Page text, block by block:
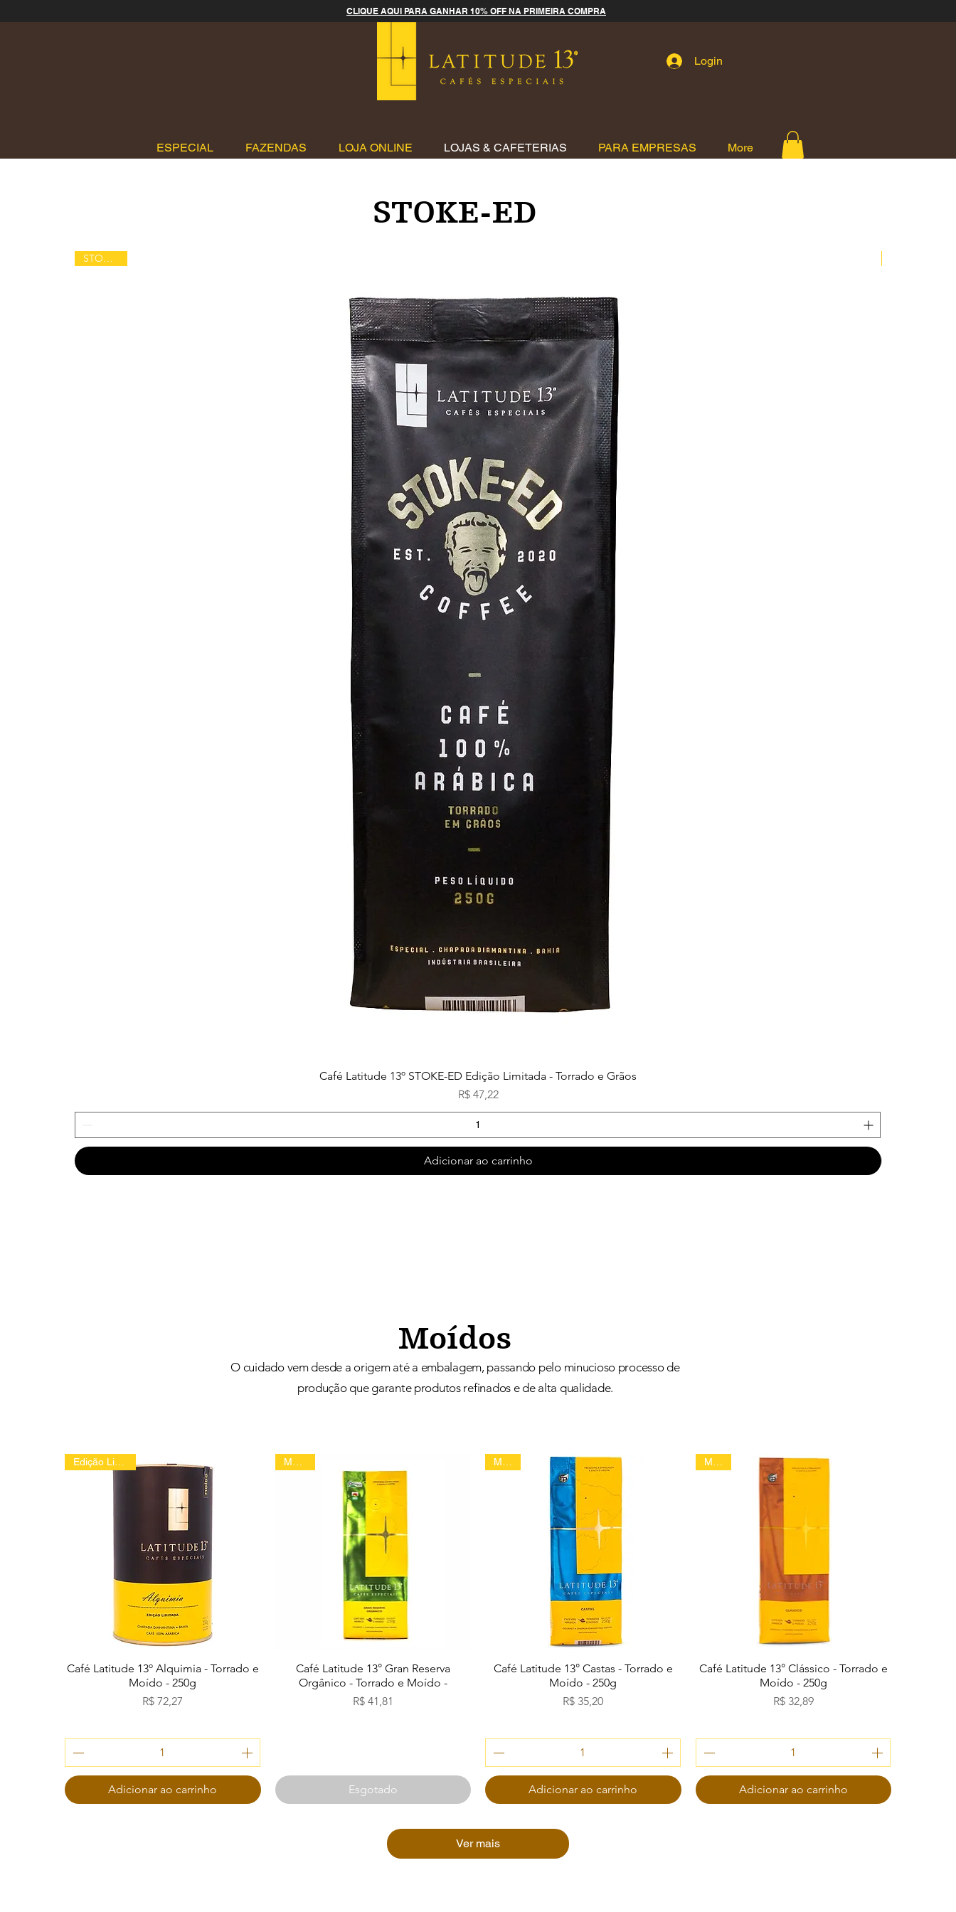
CLIQUE AQUI PARA GANHAR 10% OFF NA PRIMEIRA COMPRA
Login
ESPECIAL FAZENDAS LOJA ONLINE LOJAS & CAFETERIAS PARA EMPRESAS More
STOKE-ED
STOKE-ED
Café Latitude 13º STOKE-ED Edição Limitada - Torrado e Grãos
Preço
R$ 47,22
Adicionar ao carrinho
Moídos
O cuidado vem desde a origem até a embalagem, passando pelo minucioso processo de
produção que garante produtos refinados e de alta qualidade.
Visualização rápida
Edição Limitada
Café Latitude 13º Alquimia - Torrado e
Moído - 250g
Preço
R$ 72,27
Adicionar ao carrinho
Visualização rápida
Moídos
Café Latitude 13° Gran Reserva
Orgânico - Torrado e Moído -
Preço
R$ 41,81
Esgotado
Visualização rápida
Moido
Café Latitude 13° Castas - Torrado e
Moído - 250g
Preço
R$ 35,20
Adicionar ao carrinho
Visualização rápida
Moído
Café Latitude 13° Clássico - Torrado e
Moído - 250g
Preço
R$ 32,89
Adicionar ao carrinho
Ver mais